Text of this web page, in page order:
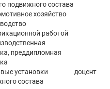
подвижного состава
хозяйство
работой
преддипломная
установки
состава
доцент